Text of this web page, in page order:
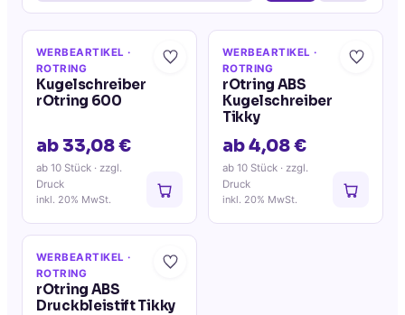
WERBEARTIKEL ·
ROTRING
Kugelschreiber
rOtring 600
ab 33,08 €
ab 10 Stück · zzgl.
Druck
inkl. 20% MwSt.
WERBEARTIKEL ·
ROTRING
rOtring ABS
Kugelschreiber
Tikky
ab 4,08 €
ab 10 Stück · zzgl.
Druck
inkl. 20% MwSt.
WERBEARTIKEL ·
ROTRING
rOtring ABS
Druckbleistift Tikky